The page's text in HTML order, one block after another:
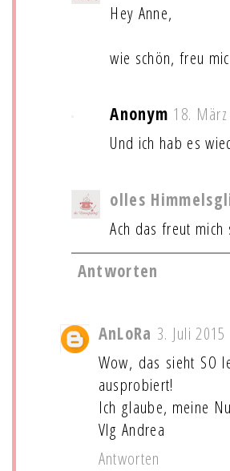
Hey Anne,
wie schön, freu
Anonym 18.
Und ich hab es
olles
Ach das freut mich
Antworten
AnLoRa 3. Juli
Wow, das sieht SO
ausprobiert!
Ich glaube, meine
Vlg Andrea
Antworten